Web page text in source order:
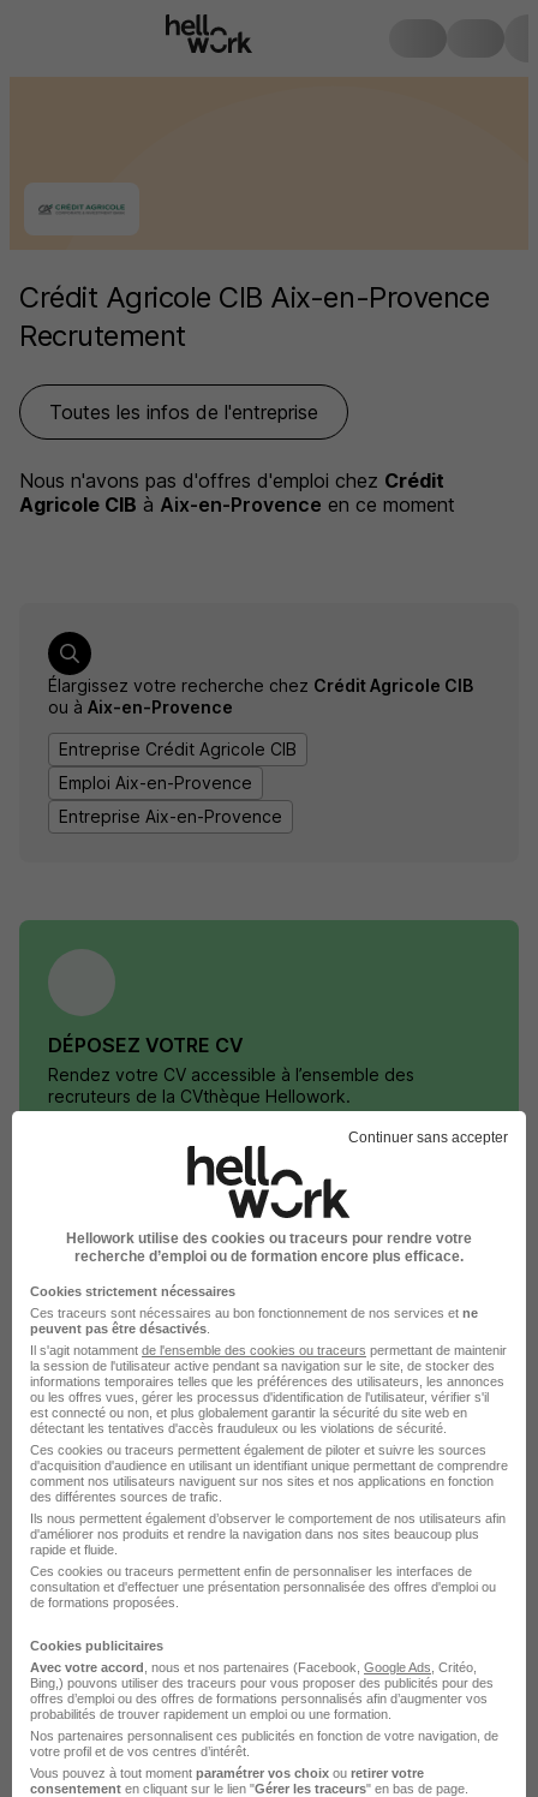
Crédit Agricole CIB Aix-en-Provence
Recrutement
Toutes les infos de l'entreprise
Nous n'avons pas d'offres d'emploi chez Crédit
Agricole CIB à Aix-en-Provence en ce moment
Élargissez votre recherche chez Crédit Agricole CIB
ou à Aix-en-Provence
Entreprise Crédit Agricole CIB
Emploi Aix-en-Provence
Entreprise Aix-en-Provence
DÉPOSEZ VOTRE CV
Rendez votre CV accessible à l’ensemble des
recruteurs de la CVthèque Hellowork.
Rendre mon CV visible
L'emploi chez Crédit Agricole CIB par
Ville
Crédit Agricole CIB Montrouge
Crédit Agricole CIB Saint-Quentin-en-Yvelines
Crédit Agricole CIB Guyancourt
Crédit Agricole CIB Lille
Crédit Agricole CIB Montpellier
Voir toutes les offres par ville chez Crédit Agricole CIB
Postuler chez Crédit Agricole CIB par
Métier
Continuer sans accepter
Hellowork utilise des cookies ou traceurs pour rendre votre
recherche d’emploi ou de formation encore plus efficace.
Cookies strictement nécessaires
Ces traceurs sont nécessaires au bon fonctionnement de nos services et ne
peuvent pas être désactivés
Il s'agit notamment de l'ensemble des cookies ou traceurs permettant de maintenir
la session de l'utilisateur active pendant sa navigation sur le site, de stocker des
informations temporaires telles que les préférences des utilisateurs, les annonces
ou les offres vues, gérer les processus d'identification de l'utilisateur, vérifier s'il
est connecté ou non, et plus globalement garantir la sécurité du site web en
détectant les tentatives d'accès frauduleux ou les violations de sécurité.
Ces cookies ou traceurs permettent également de piloter et suivre les sources
d'acquisition d'audience en utilisant un identifiant unique permettant de comprendre
comment nos utilisateurs naviguent sur nos sites et nos applications en fonction
des différentes sources de trafic.
Ils nous permettent également d’observer le comportement de nos utilisateurs afin
d'améliorer nos produits et rendre la navigation dans nos sites beaucoup plus
rapide et fluide.
Ces cookies ou traceurs permettent enfin de personnaliser les interfaces de
consultation et d'effectuer une présentation personnalisée des offres d'emploi ou
de formations proposées.
Cookies publicitaires
Avec votre accord , nous et nos partenaires (Facebook, Google Ads , Critéo,
Bing,) pouvons utiliser des traceurs pour vous proposer des publicités pour des
offres d’emploi ou des offres de formations personnalisés afin d’augmenter vos
probabilités de trouver rapidement un emploi ou une formation.
Nos partenaires personnalisent ces publicités en fonction de votre navigation, de
votre profil et de vos centres d’intérêt.
Vous pouvez à tout moment paramétrer vos choix ou retirer votre
consentement en cliquant sur le lien "Gérer les traceurs" en bas de page.